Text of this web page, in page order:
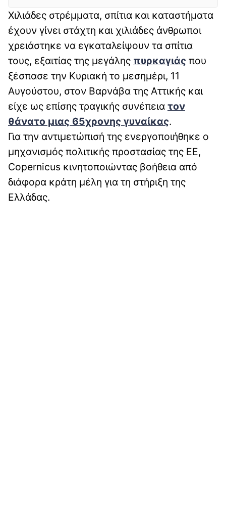
Χιλιάδες στρέμματα, σπίτια και καταστήματα
έχουν γίνει στάχτη και χιλιάδες άνθρωποι
χρειάστηκε να εγκαταλείψουν τα σπίτια
τους, εξαιτίας της μεγάλης πυρκαγιάς που
ξέσπασε την Κυριακή το μεσημέρι, 11
Αυγούστου, στον Βαρνάβα της Αττικής και
είχε ως επίσης τραγικής συνέπεια τον
θάνατο μιας 65χρονης γυναίκας.
Για την αντιμετώπισή της ενεργοποιήθηκε ο
μηχανισμός πολιτικής προστασίας της ΕΕ,
Copernicus κινητοποιώντας βοήθεια από
διάφορα κράτη μέλη για τη στήριξη της
Ελλάδας.